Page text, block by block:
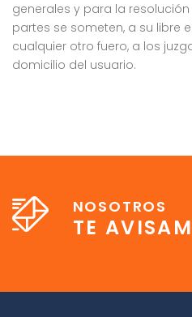
generales y para la
partes se someten, a su libre
cualquier otro fuero, a los
domicilio del usuario.
NOSOTROS
TE